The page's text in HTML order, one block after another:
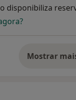
disponibiliza
Mostrar